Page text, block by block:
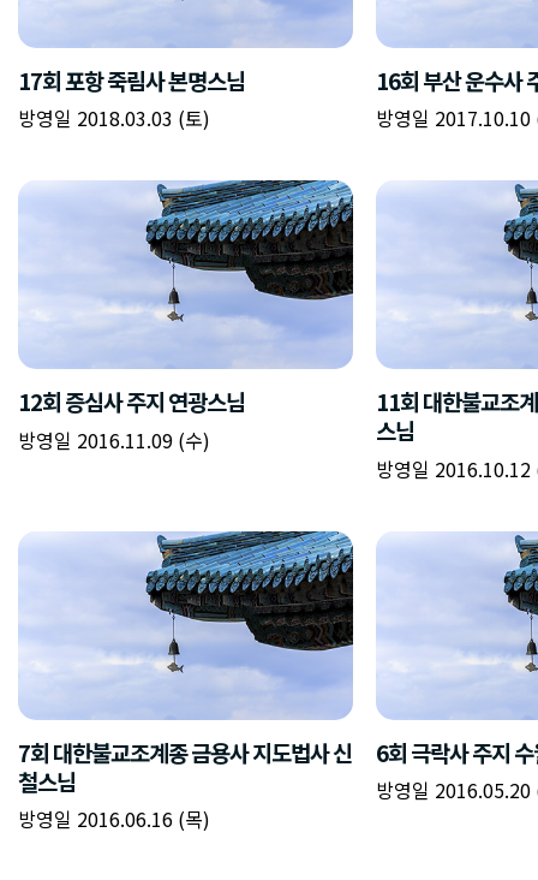
17회 포항 죽림사 본명스님
방영일 2018.03.03 (토)
16회 부산 운수사
방영일 2017.10.10
12회 증심사 주지 연광스님
방영일 2016.11.09 (수)
11회 대한불교조
스님
방영일 2016.10.12
7회 대한불교조계종 금용사 지도법사 신
철스님
방영일 2016.06.16 (목)
6회 극락사 주지
방영일 2016.05.20